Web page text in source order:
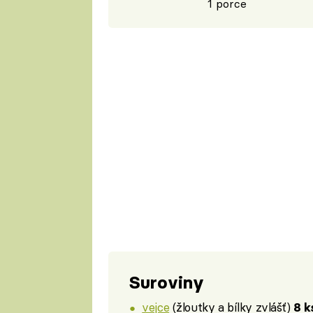
1 porce
Suroviny
vejce (žloutky a bílky zvlášť) 8